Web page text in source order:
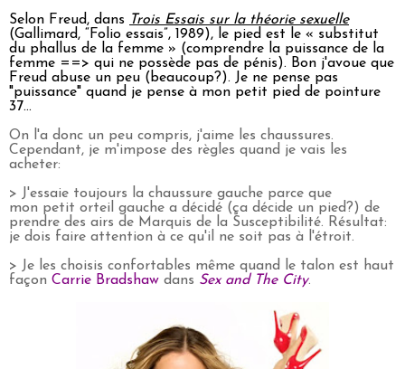
Selon Freud, dans
Trois Essais sur la théorie sexuelle
(Gallimard, “Folio essais”, 1989), le pied est le « substitut
du phallus de la femme » (comprendre la puissance de la
femme ==> qui ne possède pas de pénis). Bon j'avoue que
Freud abuse un peu (beaucoup?). Je ne pense pas
"puissance" quand je pense à mon petit pied de pointure
37...
On l'a donc un peu compris, j'aime les chaussures.
Cependant, je m'impose des règles quand je vais les
acheter:
> J'essaie toujours la chaussure gauche parce que
mon petit orteil gauche a décidé (ça décide un pied?) de
prendre des airs de Marquis de la Susceptibilité. Résultat:
je dois faire attention à ce qu'il ne soit pas à l'étroit.
> Je les choisis confortables même quand le talon est haut
façon Carrie Bradshaw dans Sex and The City.